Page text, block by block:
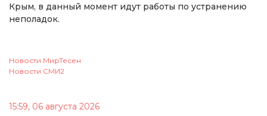
Крым, в данный момент идут работы по устранению
неполадок.
Новости МирТесен
Новости СМИ2
15:59, 06 августа 2026